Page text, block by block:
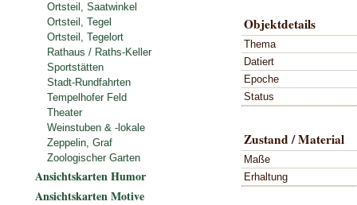
Objektdetails
Thema
Datiert
Epoche
Status
Zustand / Material
Maße
Erhaltung
Ortsteil, Saatwinkel
Ortsteil, Tegel
Ortsteil, Tegelort
Rathaus / Raths-Keller
Sportstätten
Stadt-Rundfahrten
Tempelhofer Feld
Theater
Weinstuben & -lokale
Zeppelin, Graf
Zoologischer Garten
Ansichtskarten Humor
Ansichtskarten Motive